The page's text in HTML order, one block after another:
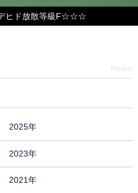
ヒド放散等級F☆☆☆
2025年
2023年
2021年